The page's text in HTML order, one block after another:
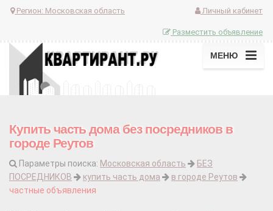
Регион: Московская область Личный кабинет
Разместить объявление
МЕНЮ
Купить часть дома без посредников в
городе Реутов
Параметры поиска: Московская область
БЕЗ
ПОСРЕДНИКОВ
купить часть дома
в городе Реутов
частные объявления